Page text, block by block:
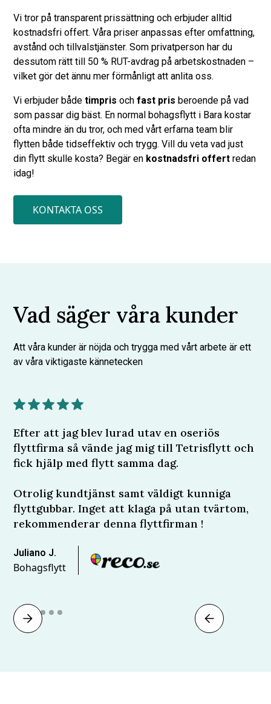
Vi tror på transparent prissättning och erbjuder alltid
kostnadsfri offert. Våra priser anpassas efter omfattning,
avstånd och tillvalstjänster. Som privatperson har du
dessutom rätt till 50 % RUT-avdrag på arbetskostnaden –
vilket gör det ännu mer förmånligt att anlita oss.
Vi erbjuder bådetimpris ochfast pris beroende på vad
som passar dig bäst. En normal bohagsflytt i Bara kostar
ofta mindre än du tror, och med vårt erfarna team blir
flytten både tidseffektiv och trygg. Vill du veta vad just
din flytt skulle kosta? Begär en kostnadsfri offert redan
idag!
KONTAKTA OSS
Vad säger våra kunder
Att våra kunder är nöjda och trygga med vårt arbete är ett
av våra viktigaste kännetecken
Efter att jag blev lurad utav en oseriös
flyttfirma så vände jag mig till Tetrisflytt och
fick hjälp med flytt samma dag.
Otrolig kundtjänst samt väldigt kunniga
flyttgubbar. Inget att klaga på utan tvärtom,
rekommenderar denna flyttfirman !
Juliano J.
Bohagsflytt